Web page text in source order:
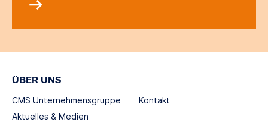
ÜBER UNS
CMS Unternehmensgruppe
Aktuelles & Medien
Kontakt